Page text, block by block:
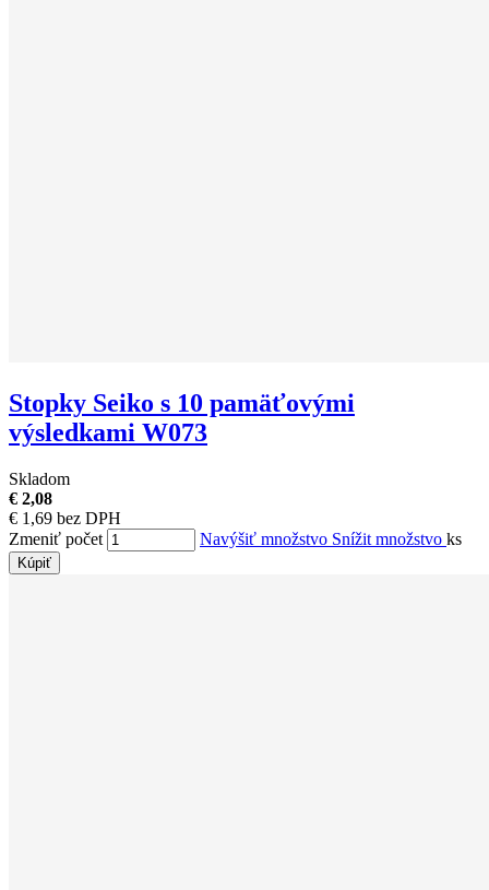
Stopky Seiko s 10 pamäťovými
výsledkami W073
Skladom
€ 2,08
€ 1,69 bez DPH
Zmeniť počet
Navýšiť množstvo Snížit množstvo ks
Kúpiť